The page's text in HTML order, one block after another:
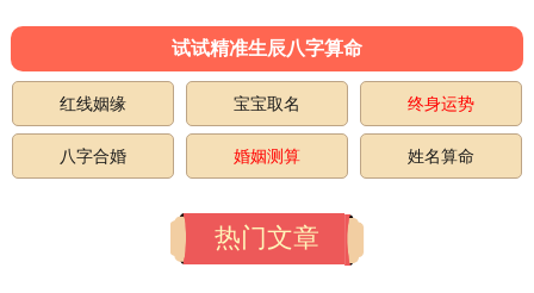
日） -同样是金匮黄道 宜开市立券，日子吉
利！七月二十八日（癸卯日），有天德吉神
照临~开业交易多能顺利圆满？!这些日子都
开工民俗禁忌须知
试试精准生辰八字算命
红线姻缘 宝宝取名 终身运势
八字合婚 婚姻测算 姓名算命
热门文章